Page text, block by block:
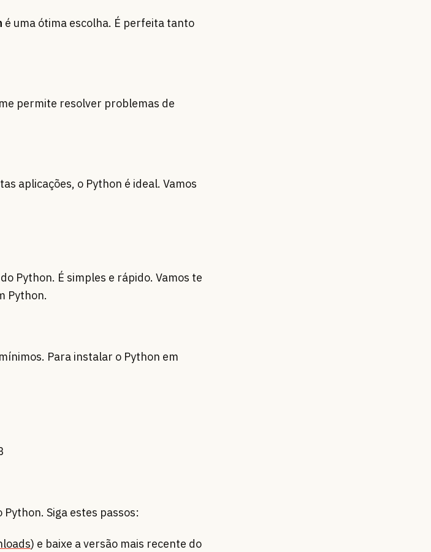
é uma ótima escolha. É perfeita tanto
permite resolver problemas de
aplicações, o Python é ideal. Vamos
Python. É simples e rápido. Vamos te
Python.
Para instalar o Python em
Siga estes passos:
) e baixe a versão mais recente do